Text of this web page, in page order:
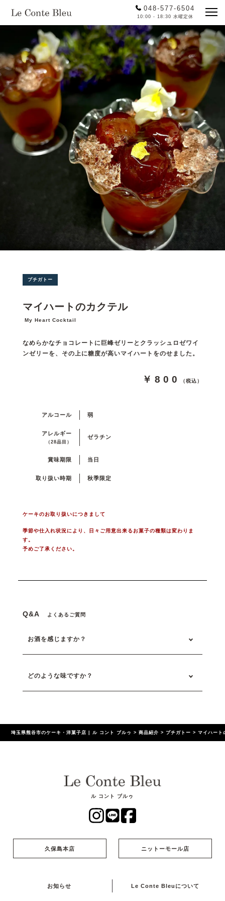
048-577-6504
10:00 - 18:30 水曜定休
プチガトー
マイハートのカクテル
My Heart Cocktail
なめらかなチョコレートに巨峰ゼリーとクラッシュロゼワイ
ンゼリーを、その上に糖度が高いマイハートをのせました。
￥800 （税込）
アルコール 弱
アレルギー
（28品目）
ゼラチン
賞味期限 当日
取り扱い時期 秋季限定
ケーキのお取り扱いにつきまして
季節や仕入れ状況により、日々ご用意出来るお菓子の種類は変わりま
す。
予めご了承ください。
Q&A よくあるご質問
お酒を感じますか？
どのような味ですか？
埼玉県熊谷市のケーキ・洋菓子店 | ル コント ブルゥ >商品紹介 >プチガトー >マイハート
ル コント ブルゥ
久保島本店 ニットーモール店
お知らせ Le Conte Bleuについて